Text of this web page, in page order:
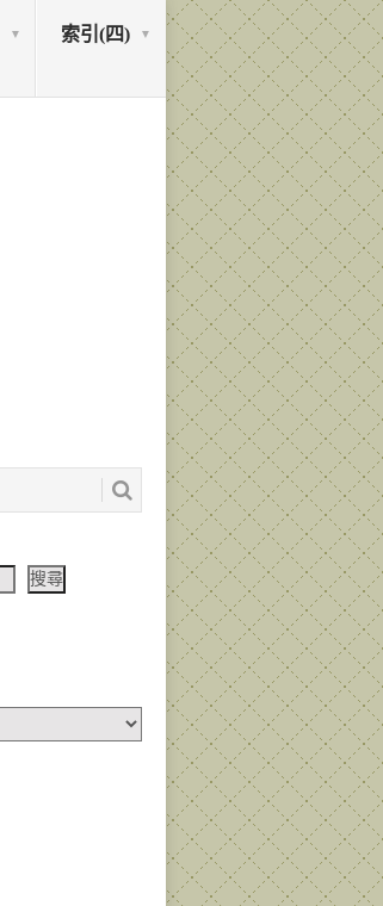
索引(四)
搜尋